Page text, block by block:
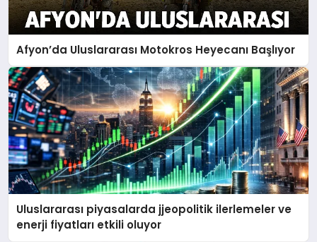
EKONOMI
HABERLER
MAGAZIN
SAĞLIK
Afyon’da Uluslararası Motokros Heyecanı Başlıyor
Uluslararası piyasalarda jjeopolitik ilerlemeler ve
enerji fiyatları etkili oluyor